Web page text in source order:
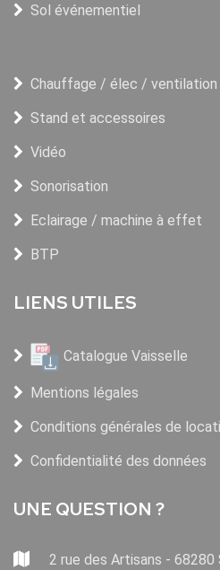
Sol événementiel
Chauffage / élec / ventilation
Stand et accessoires
Vidéo
Sonorisation
Eclairage / machine à effet
BTP
LIENS UTILES
Catalogue Vaisselle
Mentions légales
Conditions générales de
Confidentialité des données
UNE QUESTION ?
2 rue des Artisans - 68280